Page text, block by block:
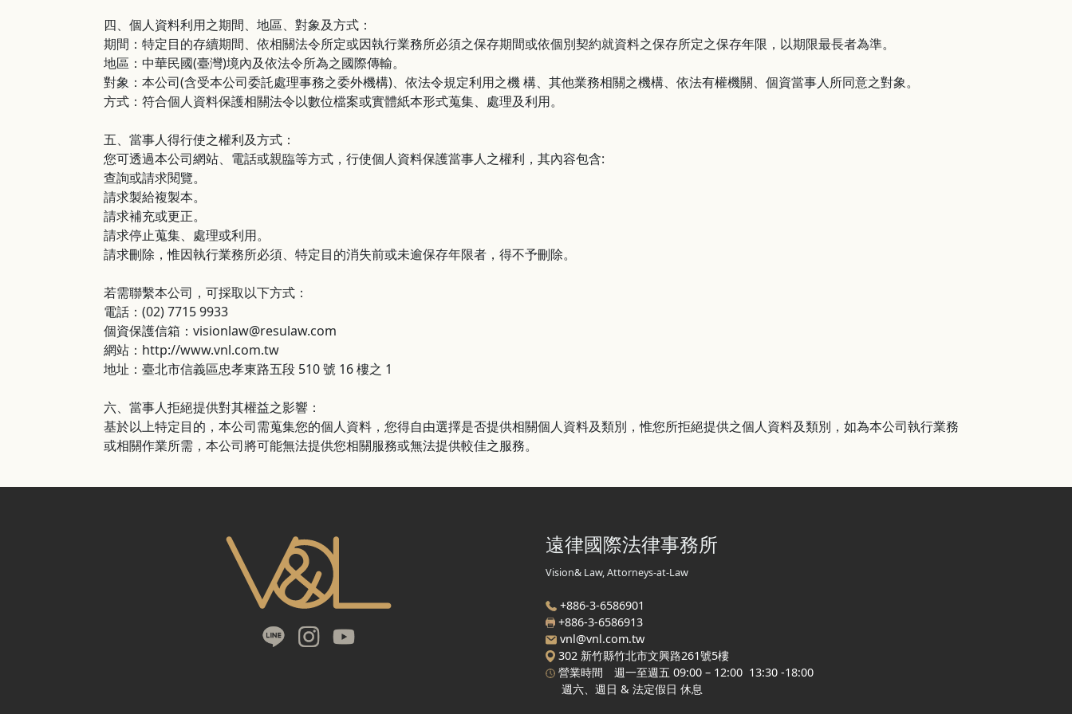
四、個人資料利用之期間、地區、對象及方式：
期間 ： 特定目的存續期間、依相關法令所定或因執行業務所必須之保存期間或依個別契約就資料之保存所定之保存年限，以期限最長者為準。
地區：中華民國(臺灣)境內及依法令所為之國際傳輸。
對象：本公司(含受本公司委託處理事務之委外機構)、依法令規定利用之機 構、其他業務相關之機構、依法有權機關、個資當事人所同意之對象。
方式：符合個人資料保護相關法令以數位檔案或實體紙本形式蒐集、處理及利用。
五、當事人得行使之權利及方式：
您可透過本公司網站、電話或親臨等方式，行使個人資料保護當事人之權利，其內容包含:
查詢或請求閱覽。
請求製給複製本。
請求補充或更正。
請求停止蒐集、處理或利用。
請求刪除，惟因執行業務所必須、特定目的消失前或未逾保存年限者，得不予刪除。
若需聯繫本公司，可採取以下方式：
電話：(02) 7715 9933
個資保護信箱：visionlaw@resulaw.com
網站：http://www.vnl.com.tw
地址：臺北市信義區忠孝東路五段 510 號 16 樓之 1
六、當事人拒絕提供對其權益之影響 ：
基於以上特定目的，本公司需蒐集您的個人資料，您得自由選擇是否提供相關個人資料及類別，惟您所拒絕提供之個人資料及類別，如為本公司執行業務
或相關作業所需，本公司將可能無法提供您相關服務或無法提供較佳之服務。
遠律國際法律事務所
Vision& Law, Attorneys-at-Law
+886-3-6586901
+886-3-6586913
vnl@vnl.com.tw
302 新竹縣竹北市文興路261號5樓
營業時間 週一至週五 09:00 – 12:00 13:30 -18:00
週六、週日 & 法定假日 休息